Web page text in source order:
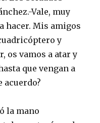
Vale, muy
hacer. Mis amigos
y
os vamos a atar y
que vengan a
acuerdo?
la mano